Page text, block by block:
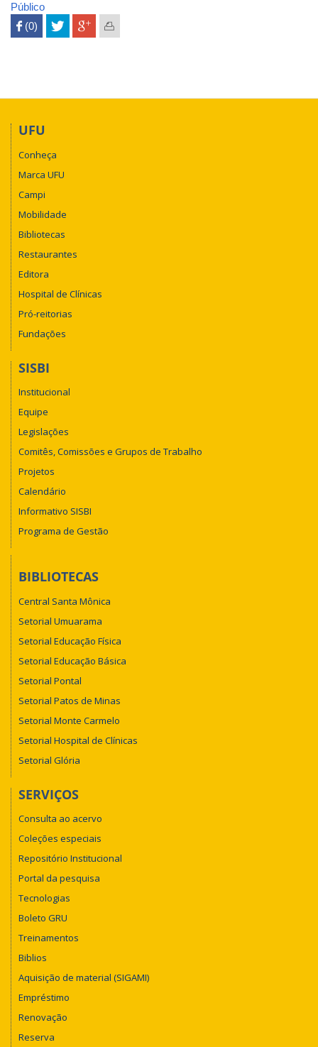
Público
 (0)
UFU
Conheça
Marca UFU
Campi
Mobilidade
Bibliotecas
Restaurantes
Editora
Hospital de Clínicas
Pró-reitorias
Fundações
SISBI
Institucional
Equipe
Legislações
Comitês, Comissões e Grupos de Trabalho
Projetos
Calendário
Informativo SISBI
Programa de Gestão
BIBLIOTECAS
Central Santa Mônica
Setorial Umuarama
Setorial Educação Física
Setorial Educação Básica
Setorial Pontal
Setorial Patos de Minas
Setorial Monte Carmelo
Setorial Hospital de Clínicas
Setorial Glória
SERVIÇOS
Consulta ao acervo
Coleções especiais
Repositório Institucional
Portal da pesquisa
Tecnologias
Boleto GRU
Treinamentos
Biblios
Aquisição de material (SIGAMI)
Empréstimo
Renovação
Reserva